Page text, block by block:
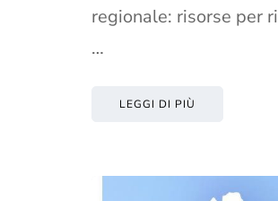
regionale: risorse per
…
LEGGI DI PIÙ